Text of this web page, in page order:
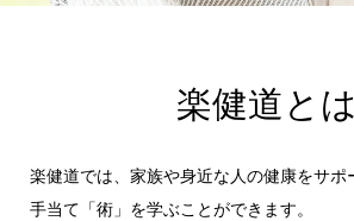
楽健道とは
楽健道では、家族や身近な人の健康をサポ
手当て「術」を学ぶことができます。